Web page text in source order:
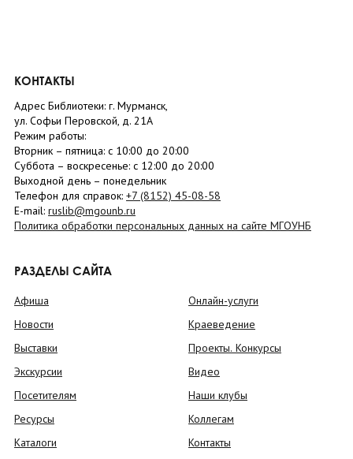
КОНТАКТЫ
Адрес Библиотеки: г. Мурманск,
ул. Софьи Перовской, д. 21А
Режим работы:
Вторник – пятница: с 10:00 до 20:00
Суббота – воскресенье: c 12:00 до 20:00
Выходной день – понедельник
Телефон для справок: +7 (8152) 45-08-58
E-mail: ruslib@mgounb.ru
Политика обработки персональных данных на сайте МГОУНБ
РАЗДЕЛЫ САЙТА
Афиша
Новости
Выставки
Экскурсии
Посетителям
Ресурсы
Каталоги
Онлайн-услуги
Краеведение
Проекты. Конкурсы
Видео
Наши клубы
Коллегам
Контакты